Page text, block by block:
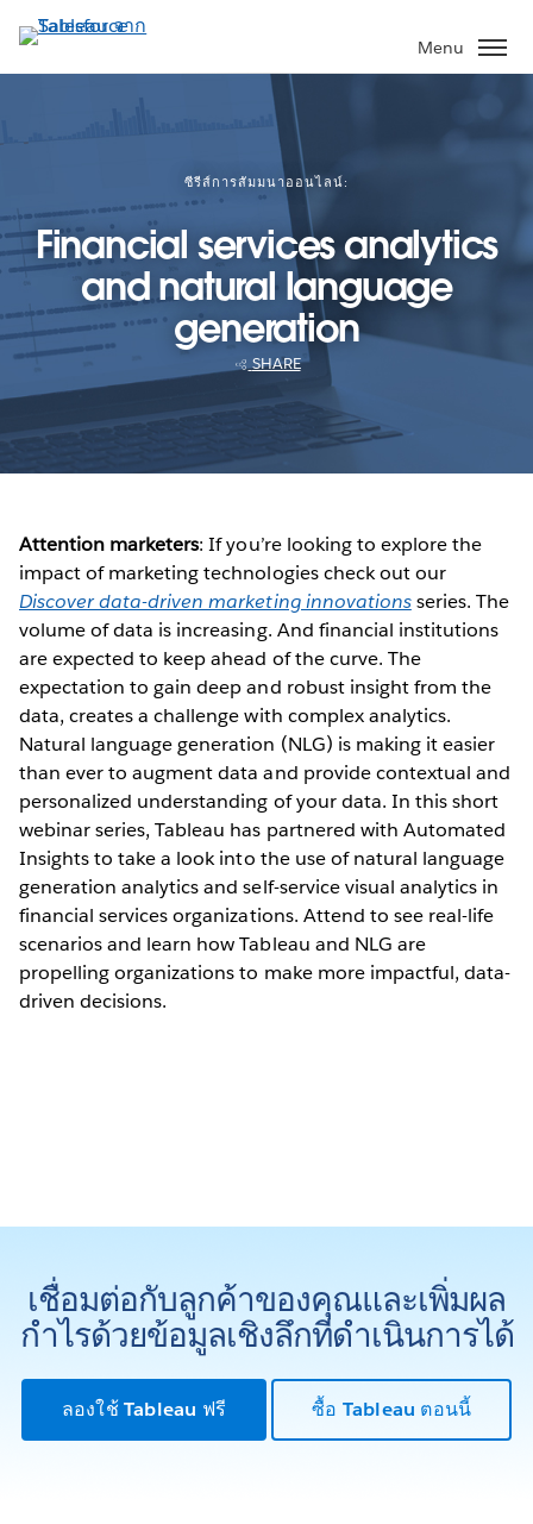
ไป
ที่
Menu
ซีรีส์การสัมมนาออนไลน์:
Financial services analytics
and natural language
generation
SHARE
Attention marketers: If you’re looking to explore the
impact of marketing technologies check out our
Discover data-driven marketing innovationsseries. The
volume of data is increasing. And financial institutions
are expected to keep ahead of the curve. The
expectation to gain deep and robust insight from the
data, creates a challenge with complex analytics.
Natural language generation (NLG) is making it easier
than ever to augment data and provide contextual and
personalized understanding of your data. In this short
webinar series, Tableau has partnered with Automated
Insights to take a look into the use of natural language
generation analytics and self-service visual analytics in
financial services organizations. Attend to see real-life
scenarios and learn how Tableau and NLG are
propelling organizations to make more impactful, data-
driven decisions.
เชื่อมต่อกับลูกค้าของคุณและเพิ่มผล
กำไรด้วยข้อมูลเชิงลึกที่ดำเนินการได้
ลองใช้ Tableau ฟรี ซื้อ Tableau ตอนนี้